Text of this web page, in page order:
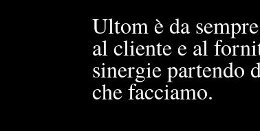
Ultom è da
al cliente e al
sinergie partendo
che facciamo.